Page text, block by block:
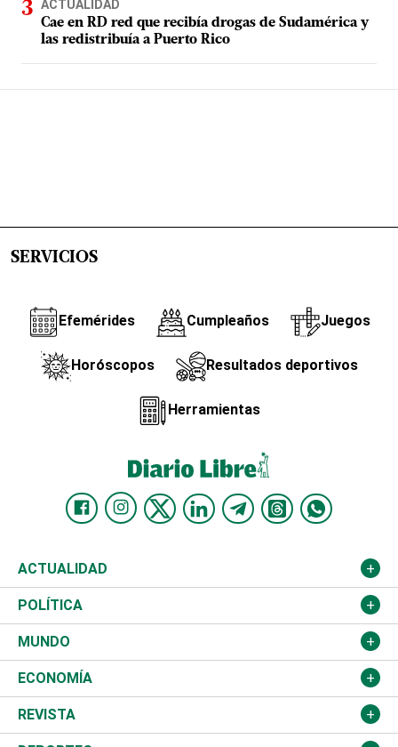
ACTUALIDAD
Cae en RD red que recibía drogas de Sudamérica y
las redistribuía a Puerto Rico
SERVICIOS
Efemérides Cumpleaños Juegos
Horóscopos Resultados deportivos
Herramientas
ACTUALIDAD
Nacional
Ciudad
Educación
Salud
POLÍTICA
Partidos
JCE
TSE
MUNDO
Estados Unidos
América Latina
ECONOMÍA
Finanzas
REVISTA